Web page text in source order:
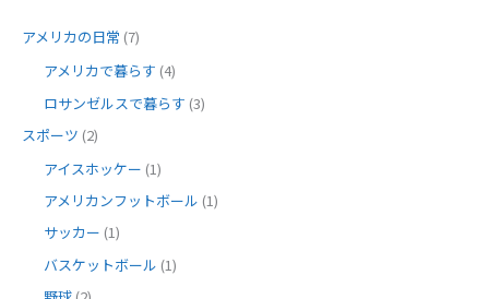
アメリカの日常 (7)
アメリカで暮らす (4)
ロサンゼルスで暮らす (3)
スポーツ (2)
アイスホッケー (1)
アメリカンフットボール (1)
サッカー (1)
バスケットボール (1)